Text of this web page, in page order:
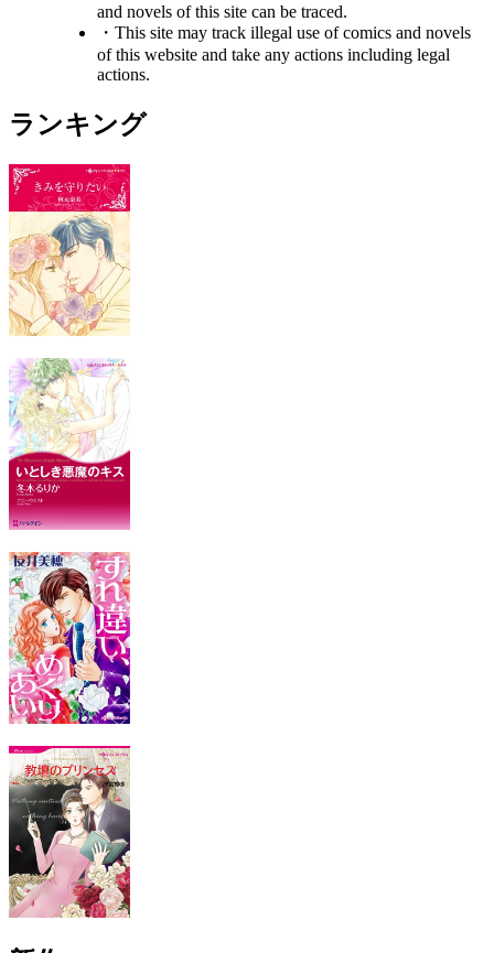
and novels of this site can be traced.
・This site may track illegal use of comics and novels
of this website and take any actions including legal
actions.
ランキング